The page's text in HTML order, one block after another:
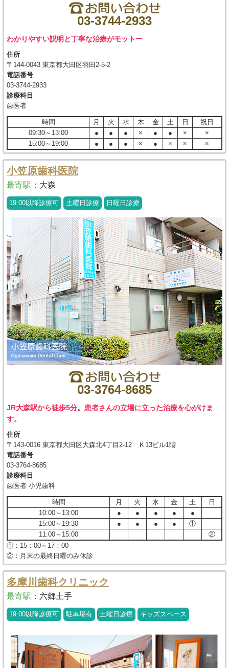
03-3744-2933
わかりやすい説明と丁寧な治療がモットー
住所
〒144-0043 東京都大田区羽田2-5-2
電話番号
03-3744-2933
診療科目
歯医者
時間 月 火 水 木 金 土 日
祝日
09:30～13:00
● ● ● × ● ● ×
×
15:00～19:00
● ● ● × ● × × ×
小笠原歯科医院
最寄駅 ： 大森
19:00以降診療可 土曜日診療 日曜日診療
03-3764-8685
JR大森駅から徒歩5分。患者さんの立場に立った治療を心がけま
す。
住所
〒143-0016 東京都大田区大森北4丁目2-12 Ｋ13ビル1階
電話番号
03-3764-8685
診療科目
歯医者 小児歯科
時間 月 火 水 金 土
日
10:00～13:00
● ● ● ●
●
15:00～19:30
● ● ● ●
①
11:00～15:00
②
①：15：00～17：00
②：月末の最終日曜のみ休診
多摩川歯科クリニック
最寄駅 ： 六郷土手
19:00以降診療可 駐車場有 土曜日診療 キッズスペース